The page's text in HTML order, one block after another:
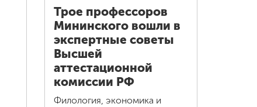
Трое профессоров
Мининского вошли в
экспертные советы
Высшей
аттестационной
комиссии РФ
Филология, экономика и